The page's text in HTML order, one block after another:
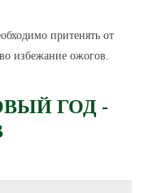
притенять от
избежание ожогов.
ГОД -